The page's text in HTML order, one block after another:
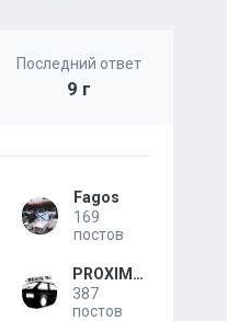
Последний ответ
9 г
Fagos
169
постов
PROXIMUS
387
постов